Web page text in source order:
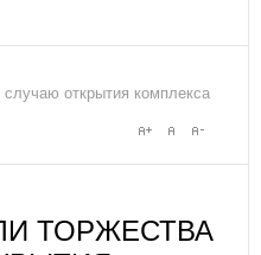
открытия комплекса
ТОРЖЕСТВА